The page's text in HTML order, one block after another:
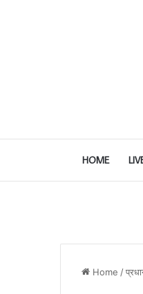
HOME
Home /